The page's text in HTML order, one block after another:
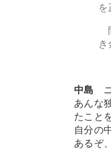
を
き
中島
あんな
たこと
自分の
あるぞ